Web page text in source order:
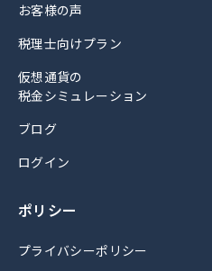
お客様の声
税理士向けプラン
仮想通貨の
税金シミュレーション
ブログ
ログイン
ポリシー
プライバシーポリシー